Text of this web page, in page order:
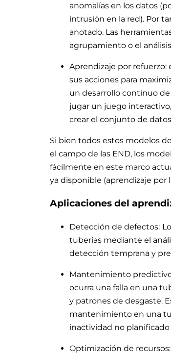
anomalías en los datos
intrusión en la red). Por
anotado. Las
agrupamiento o el
Aprendizaje por
sus acciones para
un desarrollo continuo
jugar un juego
crear el conjunto de
Si bien todos estos modelos
el campo de las END, los
fácilmente en este marco
ya disponible (aprendizaje por
Aplicaciones del
Detección de defectos:
tuberías mediante el
detección temprana y
Mantenimiento
ocurra una falla en una
y patrones de desgaste.
mantenimiento en una
inactividad no planificado
Optimización de recursos: